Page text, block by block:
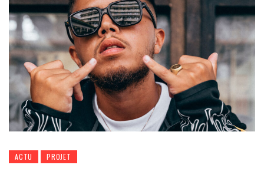
ACTU PROJET